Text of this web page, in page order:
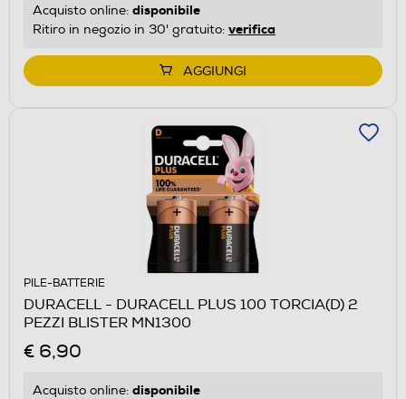
Acquisto online: disponibile
Ritiro in negozio in 30' gratuito: verifica
AGGIUNGI
PILE-BATTERIE
DURACELL - DURACELL PLUS 100 TORCIA(D) 2
PEZZI BLISTER MN1300
€ 6,90
Acquisto online: disponibile